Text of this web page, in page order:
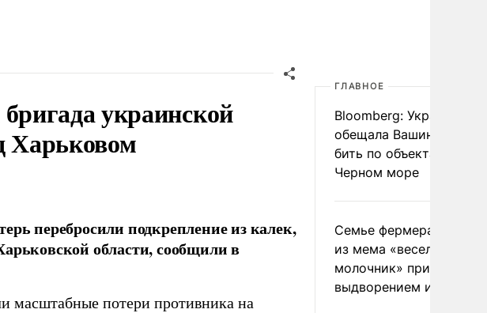
украинской
Харьковом
перебросили подкрепление из калек,
области, сообщили в
масштабные потери противника на
ГЛАВНОЕ
Bloomberg: Украина
обещала Вашингтону не
бить по объектам КТК в
Черном море
Семье фермера
из мема «веселый
молочник» пригрозили
выдворением из